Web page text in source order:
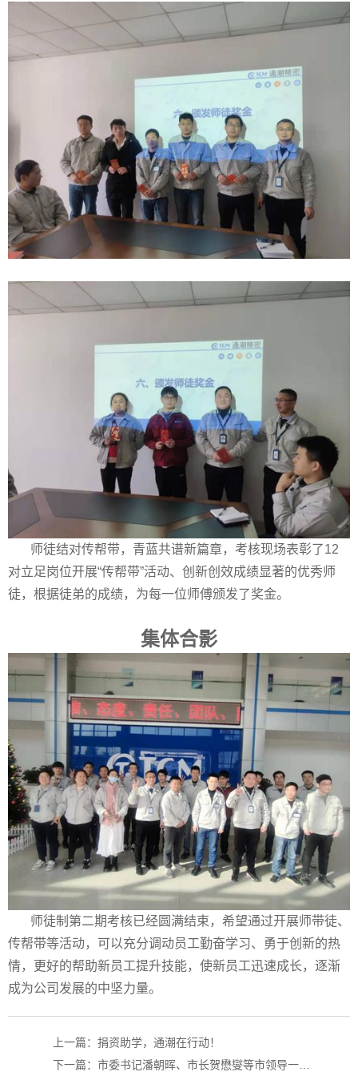
师徒结对传帮带，青蓝共谱新篇章，考核现场表彰了12
对立足岗位开展“传帮带”活动、创新创效成绩显著的优秀师
徒，根据徒弟的成绩，为每一位师傅颁发了奖金。
集体合影
师徒制第二期考核已经圆满结束，希望通过开展师带徒、
传帮带等活动，可以充分调动员工勤奋学习、勇于创新的热
情，更好的帮助新员工提升技能，使新员工迅速成长，逐渐
成为公司发展的中坚力量。
上一篇：捐资助学，通潮在行动！
下一篇：市委书记潘朝晖、市长贺懋燮等市领导一行来通潮精密调研！